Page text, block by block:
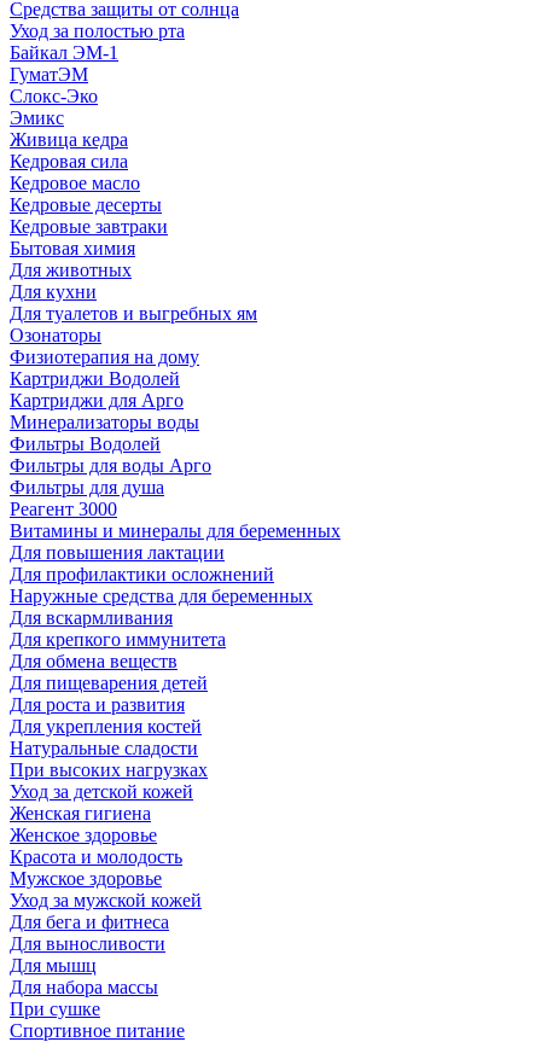
Средства защиты от солнца
Уход за полостью рта
Байкал ЭМ-1
ГуматЭМ
Слокс-Эко
Эмикс
Живица кедра
Кедровая сила
Кедровое масло
Кедровые десерты
Кедровые завтраки
Бытовая химия
Для животных
Для кухни
Для туалетов и выгребных ям
Озонаторы
Физиотерапия на дому
Картриджи Водолей
Картриджи для Арго
Минерализаторы воды
Фильтры Водолей
Фильтры для воды Арго
Фильтры для душа
Реагент 3000
Витамины и минералы для беременных
Для повышения лактации
Для профилактики осложнений
Наружные средства для беременных
Для вскармливания
Для крепкого иммунитета
Для обмена веществ
Для пищеварения детей
Для роста и развития
Для укрепления костей
Натуральные сладости
При высоких нагрузках
Уход за детской кожей
Женская гигиена
Женское здоровье
Красота и молодость
Мужское здоровье
Уход за мужской кожей
Для бега и фитнеса
Для выносливости
Для мышц
Для набора массы
При сушке
Спортивное питание